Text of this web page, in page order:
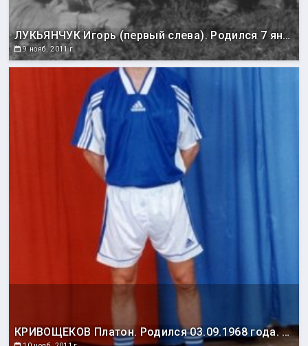
ЛУКЬЯНЧУК Игорь (первый слева). Родился 7 января 1933 года в Омске. Воспитанник сахалинского футбола. Выступал за команды «Локомотив» (Южно-Сахалинск) - 1951-1953, 1957-1958, 1961-1963. «ДОСА» (Южно-Сахалинск) - 1954-56. «Энергия» (Иркутск) – 1959. «Нефтяник» (Ангарск) – 1960. Чемпион Сахалинской области 1954-1955 годов. Бронзовый призер чемпионата Сахалинской области 1958,1961 годов. Обладатель Кубка Сахалинской области 1951-1953. Чемпион Южно-Сахалинска 1953 года. Серебряный призер чемпионата Южно-Сахалинска 1951 года. Обладатель Кубка Южно-Сахалинска 1951 года. Обладатель Кубка облсовпрофа 1951-1953 годов. Обладатель Кубка Дальневосточного военного округа 1955-1956 годов. Чемпион Дальневосточного военного округа 1956 года. Чемпион Иркутской области 1960 года. Неоднократный победитель чемпионата Дальневосточной железной дороги. Бронзовый призер зонального турнира Кубка ЦС «Локомотив» 1953 года. Неоднократно привлекался в сборную Сахалинской области. Первый сахалинский футболист, приглашенный в команду мастеров («Энергия» Иркутск, 1959 год).
9 нояб. 2011 г.
КРИВОЩЕКОВ Платон. Родился 03.09.1968 года. Воспитанник новосибирского футбола. Выступал за команды «Кузбасс» (Кемерово), «Чкаловец» (Новосибирск), «Динамо» (Москва), «Локомотив» (Санкт-Петербург), «Уралмаш» (Екатеринбург), «Норт-Йорк Астрос» (Торонто, Канада). С 2001 года выступает за «Портовик» (Холмск). Чемпион Сахалинской области 2001, 2004, 2007, 2008, 2011 годов. Серебряный призер 2002, 2003, 2005, 2006 годов, бронзовый призер 2010 года. Обладатель Кубка области 2003, 2005, 2008, 2009, 2011 годов. Финалист Кубка области 2002 и 2006 годов. Обладатель Суперкубка области 2005 и 2008 годов. Победитель зонального турнира первенства России среди команд ЛФК 2001, 2003, 2004, 2005, 2007 годов; серебряный призер 2002 и 2006 годов, бронзовый призер 2008 года. Обладатель Кубка Дальнего Востока 2003, 2005 и 2006 годов. Бронзовый призер чемпионата Дальнего Востока по мини-футболу 2004 года. Чемпион области по мини-футболу 2003, 2004 и 2005 годов. Финалист Кубка области по мини-футболу 2004 года.